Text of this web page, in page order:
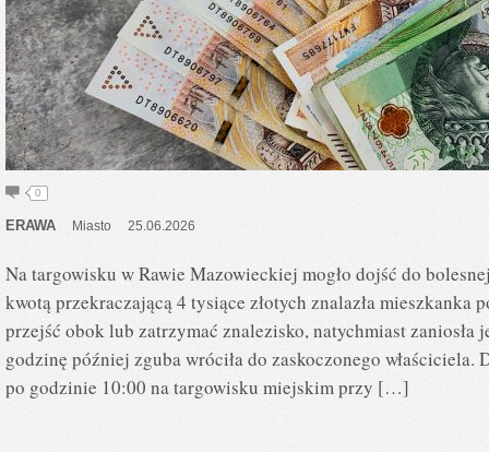
0
ERAWA Miasto 25.06.2026
Na targowisku w Rawie Mazowieckiej mogło dojść do
kwotą przekraczającą 4 tysiące złotych znalazła mieszkanka
przejść obok lub zatrzymać znalezisko, natychmiast zaniosła
godzinę później zguba wróciła do zaskoczonego właściciela.
po godzinie 10:00 na targowisku miejskim przy […]